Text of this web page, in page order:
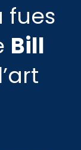
fues
Bill